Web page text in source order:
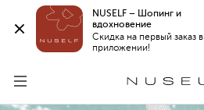
NUSELF – Шопинг и
вдохновение
Скидка на первый заказ в
приложении!